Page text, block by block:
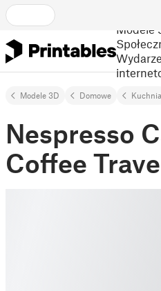
Modele
Modele 3D Domowe Kuchnia
Nespresso
Coffee